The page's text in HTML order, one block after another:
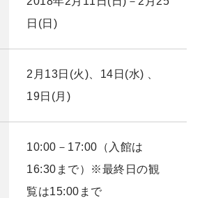
日(日)
2月13日(火)、14日(水) 、
19日(月)
10:00－17:00（入館は
16:30まで）※最終日の観
覧は15:00まで